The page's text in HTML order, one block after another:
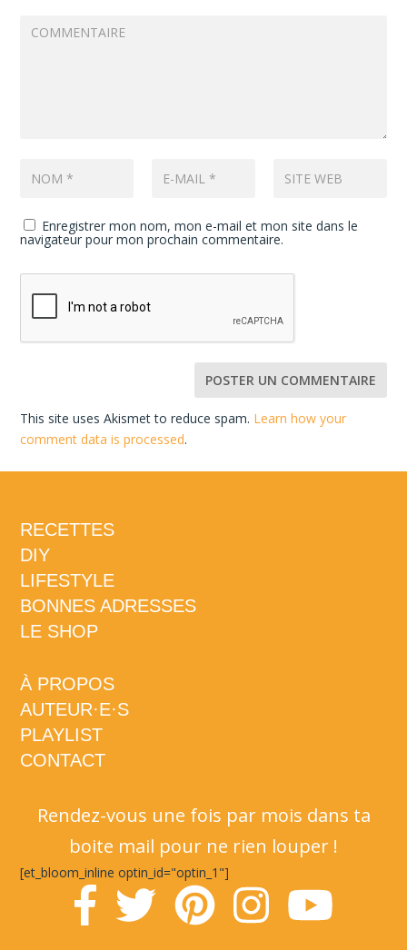
Enregistrer mon nom, mon e-mail et mon site dans le
navigateur pour mon prochain commentaire.
This site uses Akismet to reduce spam. Learn how your
comment data is processed.
RECETTES
DIY
LIFESTYLE
BONNES ADRESSES
LE SHOP
À PROPOS
AUTEUR·E·S
PLAYLIST
CONTACT
Rendez-vous une fois par mois dans ta
boite mail pour ne rien louper !
[et_bloom_inline optin_id="optin_1"]